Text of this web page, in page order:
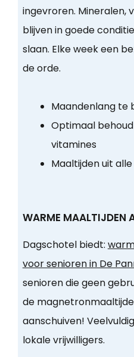
ingevroren. Mineralen,
blijven in goede
slaan. Elke week een
de orde.
Maandenlang te
Optimaal
vitamines
Maaltijden uit
WARME MAALTIJDEN
Dagschotel biedt:
voor senioren in De
senioren die geen
de
aanschuiven!
lokale vrijwilligers.